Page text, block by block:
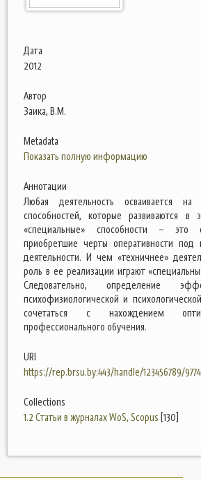
Дата
2012
Автор
Заика, В.М.
Metadata
Показать полную информацию
Аннотации
Любая деятельность осваивается
способностей, которые развиваются в
«специальные» способности – это
приобретшие черты оперативности под
деятельности. И чем «техничнее»
роль в ее реализации играют
Следовательно, определение
психофизиологической и
сочетаться с нахождением
профессионального обучения.
URI
https://rep.brsu.by:443/handle/123456789/9774
Collections
1.2 Статьи в журналах WoS, Scopus [130]